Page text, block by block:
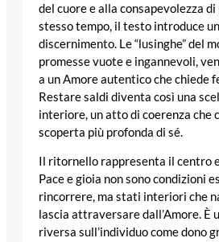
del cuore e alla consapevolezza
stesso tempo, il testo introduce
discernimento. Le “lusinghe” del
promesse vuote e ingannevoli,
a un Amore autentico che chiede
Restare saldi diventa così una
interiore, un atto di coerenza che
scoperta più profonda di sé.
Il ritornello rappresenta il centro
Pace e gioia non sono condizioni
rincorrere, ma stati interiori che
lascia attraversare dall’Amore. È
riversa sull’individuo come dono